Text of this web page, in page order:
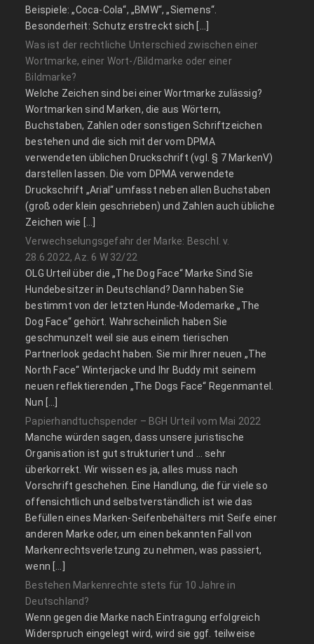
Beispiele: „Coca-Cola“, „BMW“, „Siemens“.
Besonderheit: Schutz erstreckt sich […]
Was ist der rechtliche Unterschied zwischen einer
Wortmarke, einer Wort-/Bildmarke oder einer
Bildmarke?
Welche Zeichen sind bei einer Wortmarke zulässig?
Wortmarken sind Marken, die aus Wörtern,
Buchstaben, Zahlen oder sonstigen Schriftzeichen
bestehen und die sich mit der vom DPMA
verwendeten üblichen Druckschrift (vgl. § 7 MarkenV)
darstellen lassen. Die vom DPMA verwendete
Druckschrift „Arial“ umfasst neben allen Buchstaben
(groß oder klein geschrieben) und Zahlen auch übliche
Zeichen wie […]
Verwechselungsgefahr der Marke: Beschl. v.
28.6.2022, Az. 6 W 32/22
OLG Urteil über die „The Dog Face“ Marke Sind Sie
Hundebesitzer in Deutschland? Dann haben Sie
bestimmt von der letzten Hunde-Modemarke „The
Dog Face“ gehört. Wahrscheinlich haben Sie
geschmunzelt weil sie aus einem tierischen
Partnerlook gedacht haben. Sie mir Ihrer neuen „The
North Face“ Winterjacke und Ihr Buddy mit seinem
neuen reflektierenden „The Dogs Face“ Regenmantel.
Nun […]
Papierhandtuchspender – BGH Urteil vom Mai 2022
Manche würden sagen, dass unsere juristische
Organisation ist gut strukturiert und … sehr
überkorrekt. Wir wissen es ja, alles muss nach
Vorschrift geschehen. Eine Handlung, die für viele so
offensichtlich und selbstverständlich ist wie das
Befüllen eines Marken-Seifenbehälters mit Seife einer
anderen Marke oder, um einen bekannten Fall von
Markenrechtsverletzung zu nehmen, was passiert,
wenn […]
Bestehen Markenrechte stets für 10 Jahre in
Deutschland?
Wenn gegen die Marke nach Eintragung erfolgreich
Widerspruch eingelegt wird, wird sie ggf. teilweise